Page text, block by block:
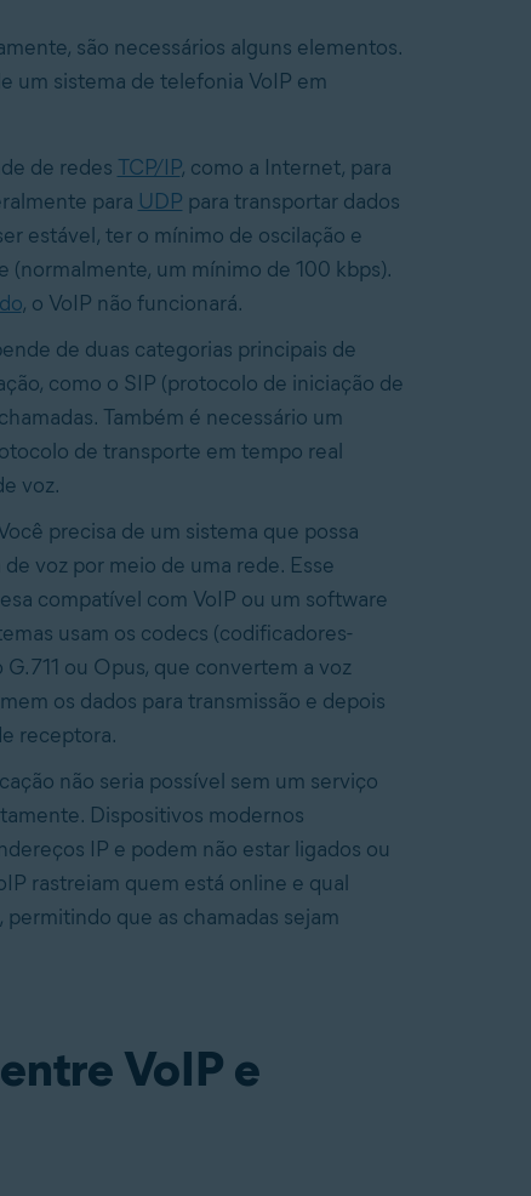
são necessários alguns elementos.
um sistema de telefonia VoIP em
de redes TCP/IP, como a Internet, para
para UDP para transportar dados
estável, ter o mínimo de oscilação e
um mínimo de 100 kbps).
, o VoIP não funcionará.
de duas categorias principais de
como o SIP (protocolo de iniciação de
Também é necessário um
de transporte em tempo real
voz.
precisa de um sistema que possa
voz por meio de uma rede. Esse
compatível com VoIP ou um software
usam os codecs (codificadores-
ou Opus, que convertem a voz
os dados para transmissão e depois
receptora.
não seria possível sem um serviço
Dispositivos modernos
IP e podem não estar ligados ou
rastreiam quem está online e qual
que as chamadas sejam
VoIP e